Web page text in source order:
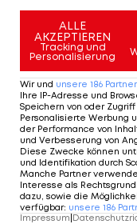
die Rolle als
anders, aber alles
Zu dem Gerücht,
GermainTrainer
des Interviews im
Ausschließen
Premier League:
beherrsche es
ALLE
AKZEPTIEREN
Tracking und
Personalisierung
Wir und unsere 186 Partner
Ihre IP-Adresse und
Speichern von oder
Personalisierte Werbung
der Performance von
und Verbesserung von
Diese Zwecke können
und Identifikation durch
Manche Partner
Interesse als
dazu, sowie die
verfügbar: unsere 186
Impressum